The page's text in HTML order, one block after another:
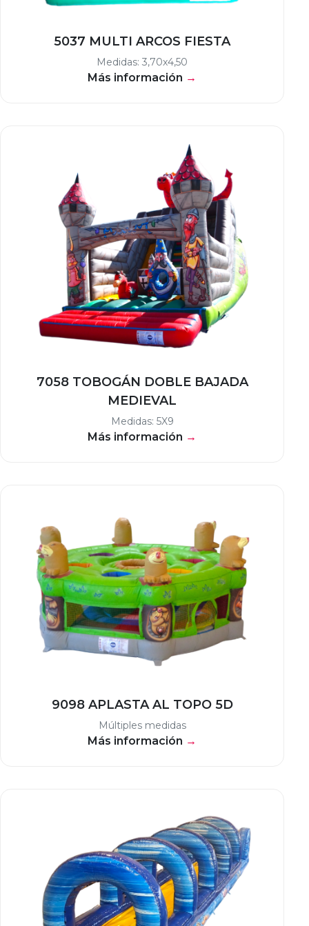
5037 MULTI ARCOS FIESTA
Medidas: 3,70x4,50
Más información →
7058 TOBOGÁN DOBLE BAJADA
MEDIEVAL
Medidas: 5X9
Más información →
9098 APLASTA AL TOPO 5D
Múltiples medidas
Más información →